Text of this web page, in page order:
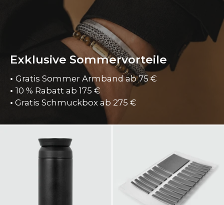
Exklusive Sommervorteile
• Gratis Sommer Armband ab 75 €
• 10 % Rabatt ab 175 €
• Gratis Schmuckbox ab 275 €